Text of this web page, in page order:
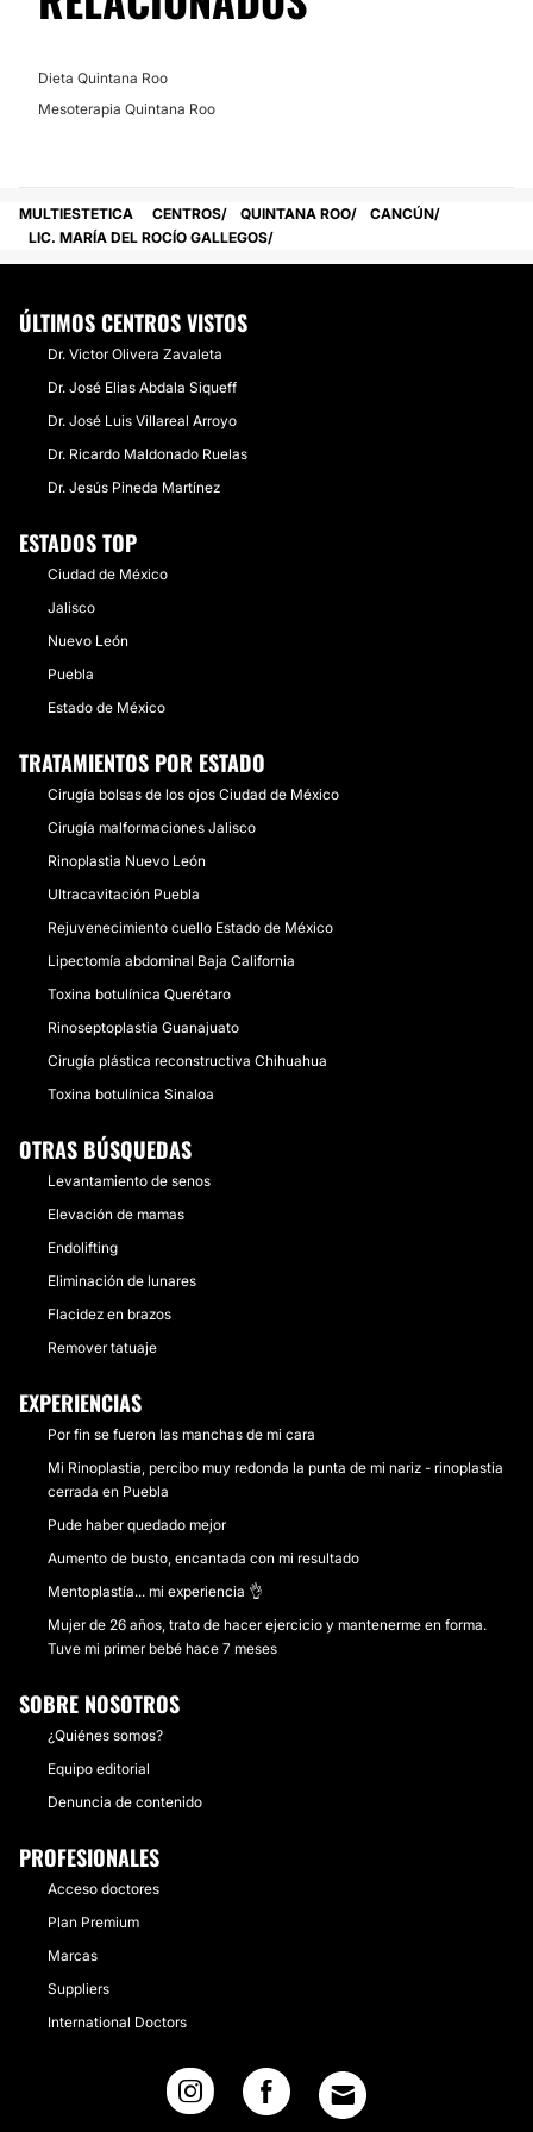
Dieta Quintana Roo
Mesoterapia Quintana Roo
MULTIESTETICA CENTROS QUINTANA ROO
CANCÚN
LIC. MARÍA DEL ROCÍO GALLEGOS
ÚLTIMOS CENTROS VISTOS
Dr. Victor Olivera Zavaleta
Dr. José Elias Abdala Siqueff
Dr. José Luis Villareal Arroyo
Dr. Ricardo Maldonado Ruelas
Dr. Jesús Pineda Martínez
ESTADOS TOP
Ciudad de México
Jalisco
Nuevo León
Puebla
Estado de México
TRATAMIENTOS POR ESTADO
Cirugía bolsas de los ojos Ciudad de México
Cirugía malformaciones Jalisco
Rinoplastia Nuevo León
Ultracavitación Puebla
Rejuvenecimiento cuello Estado de México
Lipectomía abdominal Baja California
Toxina botulínica Querétaro
Rinoseptoplastia Guanajuato
Cirugía plástica reconstructiva Chihuahua
Toxina botulínica Sinaloa
OTRAS BÚSQUEDAS
Levantamiento de senos
Elevación de mamas
Endolifting
Eliminación de lunares
Flacidez en brazos
Remover tatuaje
EXPERIENCIAS
Por fin se fueron las manchas de mi cara
Mi Rinoplastia, percibo muy redonda la punta de mi nariz - rinoplastia
cerrada en Puebla
Pude haber quedado mejor
Aumento de busto, encantada con mi resultado
Mentoplastía... mi experiencia 👌
Mujer de 26 años, trato de hacer ejercicio y mantenerme en forma.
Tuve mi primer bebé hace 7 meses
SOBRE NOSOTROS
¿Quiénes somos?
Equipo editorial
Denuncia de contenido
PROFESIONALES
Acceso doctores
Plan Premium
Marcas
Suppliers
International Doctors